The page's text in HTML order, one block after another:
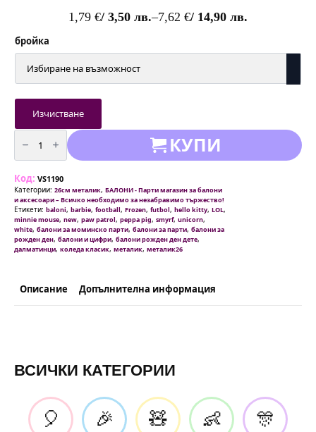
1,79 €/ 3,50 лв.–7,62 €/ 14,90 лв.
Price
1,79 €
/
3,50 лв.
through
7,62 €
/
14,90 лв.
бройка
Изчистване
количество
за
Балони
металик
Бяло
-
26
см
пакети
от
10
|
50
КУПИ
Код: VS1190
Категории: 26см металик, БАЛОНИ - Парти магазин за балони
и аксесоари – Всичко необходимо за незабравимо тържество!
Етикети: baloni, barbie, football, Frozen, futbol, hello kitty, LOL,
minnie mouse, new, paw patrol, peppa pig, smyrf, unicorn,
white, балони за моминско парти, балони за парти, балони за
рожден ден, балони и цифри, балони рожден ден дете,
далматинци, коледа класик, металик, металик26
Описание Допълнителна информация
ВСИЧКИ КАТЕГОРИИ
🎈 🎉 🧸 👶 🎊